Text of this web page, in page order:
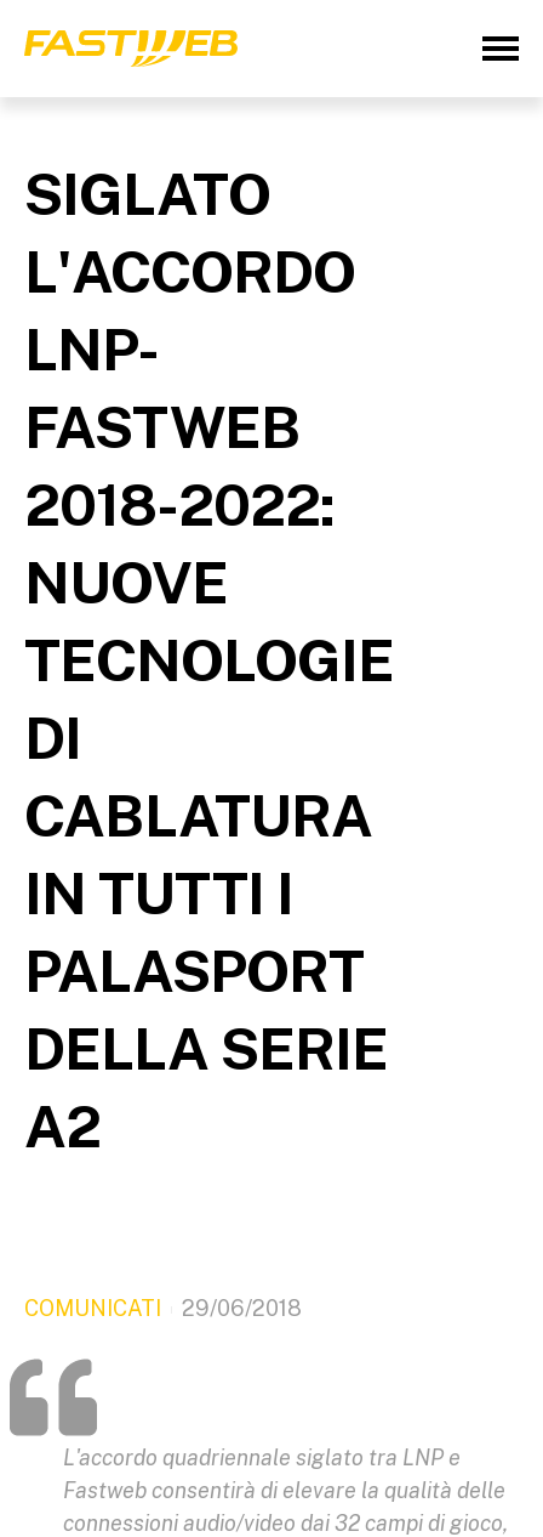
SIGLATO
L'ACCORDO
LNP-
FASTWEB
2018-2022:
NUOVE
TECNOLOGIE
DI
CABLATURA
IN TUTTI I
PALASPORT
DELLA SERIE
A2
COMUNICATI 29/06/2018
L'accordo quadriennale siglato tra LNP e
Fastweb consentirà di elevare la qualità delle
connessioni audio/video dai 32 campi di gioco,